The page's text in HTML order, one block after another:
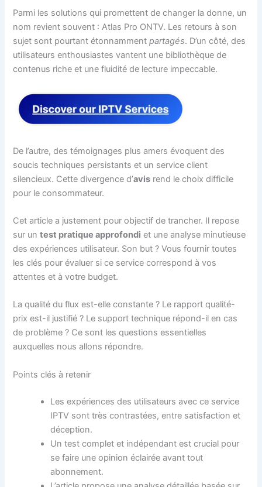
Parmi les solutions qui promettent de changer la donne, un
nom revient souvent : Atlas Pro ONTV. Les retours à son
sujet sont pourtant étonnammentpartagés. D’un côté, des
utilisateurs enthousiastes vantent une bibliothèque de
contenus riche et une fluidité de lecture impeccable.
De l’autre, des témoignages plus amers évoquent des
soucis techniques persistants et un service client
silencieux. Cette divergence d’avis rend le choix difficile
pour le consommateur.
Cet article a justement pour objectif de trancher. Il repose
sur untest pratique approfondi et une analyse minutieuse
des expériences utilisateur. Son but ? Vous fournir toutes
les clés pour évaluer si ce service correspond à vos
attentes et à votre budget.
La qualité du flux est-elle constante ? Le rapport qualité-
prix est-il justifié ? Le support technique répond-il en cas
de problème ? Ce sont les questions essentielles
auxquelles nous allons répondre.
Points clés à retenir
Les expériences des utilisateurs avec ce service
IPTV sont très contrastées, entre satisfaction et
déception.
Un test complet et indépendant est crucial pour
se faire une opinion éclairée avant tout
abonnement.